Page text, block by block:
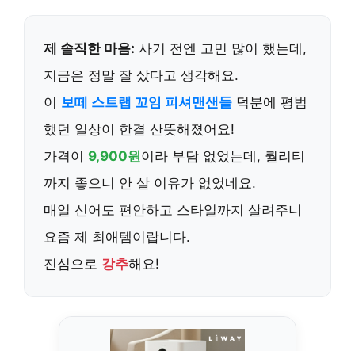
제 솔직한 마음: 사기 전엔 고민 많이 했는데,
지금은 정말 잘 샀다고 생각해요.
이 보떼 스트랩 꼬임 피셔맨샌들 덕분에 평범
했던 일상이 한결 산뜻해졌어요!
가격이 9,900원이라 부담 없었는데, 퀄리티
까지 좋으니 안 살 이유가 없었네요.
매일 신어도 편안하고 스타일까지 살려주니
요즘 제 최애템이랍니다.
진심으로 강추해요!